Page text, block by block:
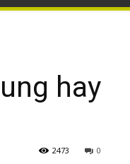
hay
0
2473